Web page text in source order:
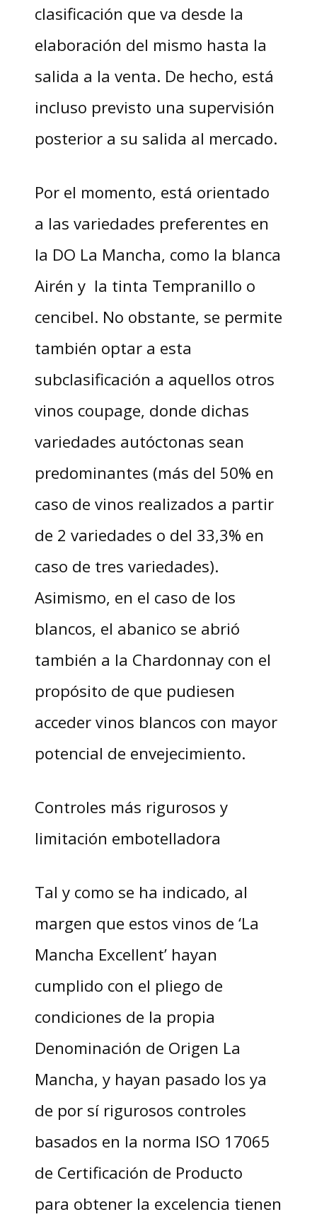
clasificación que va desde la
elaboración del mismo hasta la
salida a la venta. De hecho, está
incluso previsto una supervisión
posterior a su salida al mercado.
Por el momento, está orientado
a las variedades preferentes en
la DO La Mancha, como la blanca
Airén y la tinta Tempranillo o
cencibel. No obstante, se permite
también optar a esta
subclasificación a aquellos otros
vinos coupage, donde dichas
variedades autóctonas sean
predominantes (más del 50% en
caso de vinos realizados a partir
de 2 variedades o del 33,3% en
caso de tres variedades).
Asimismo, en el caso de los
blancos, el abanico se abrió
también a la Chardonnay con el
propósito de que pudiesen
acceder vinos blancos con mayor
potencial de envejecimiento.
Controles más rigurosos y
limitación embotelladora
Tal y como se ha indicado, al
margen que estos vinos de ‘La
Mancha Excellent’ hayan
cumplido con el pliego de
condiciones de la propia
Denominación de Origen La
Mancha, y hayan pasado los ya
de por sí rigurosos controles
basados en la norma ISO 17065
de Certificación de Producto
para obtener la excelencia tienen